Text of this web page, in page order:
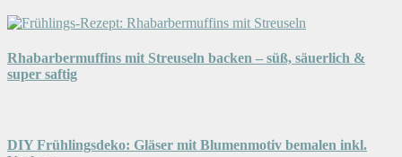
Rhabarbermuffins mit Streuseln backen – süß, säuerlich &
super saftig
DIY Frühlingsdeko: Gläser mit Blumenmotiv bemalen inkl.